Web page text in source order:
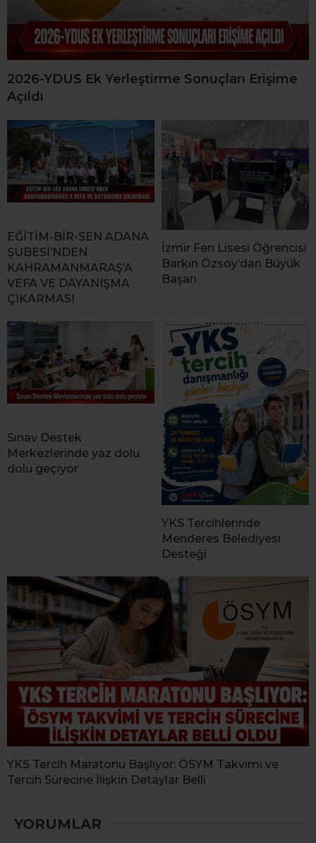
2026-YDUS Ek Yerleştirme Sonuçları Erişime
Açıldı
EĞİTİM-BİR-SEN ADANA
ŞUBESİ’NDEN
KAHRAMANMARAŞ’A
VEFA VE DAYANIŞMA
ÇIKARMASI
İzmir Fen Lisesi Öğrencisi
Barkın Özsoy’dan Büyük
Başarı
Sınav Destek
Merkezlerinde yaz dolu
dolu geçiyor
YKS Tercihlerinde
Menderes Belediyesi
Desteği
YKS Tercih Maratonu Başlıyor: ÖSYM Takvimi ve
Tercih Sürecine İlişkin Detaylar Belli
YORUMLAR